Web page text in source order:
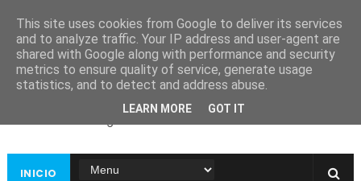
Ayuntamiento de
Guadiana
INICIO
This site uses cookies from Google to deliver its services
and to analyze traffic. Your IP address and user-agent are
shared with Google along with performance and security
metrics to ensure quality of service, generate usage
statistics, and to detect and address abuse.
LEARN MORE GOT IT